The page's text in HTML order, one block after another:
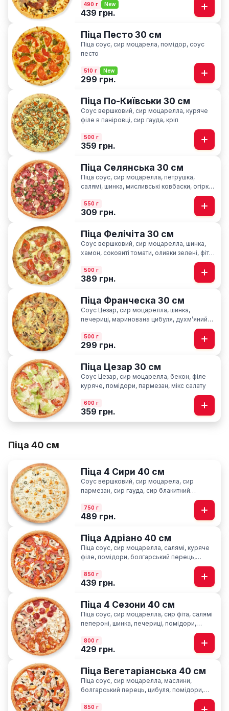
490 г New
439 грн.
Піца Песто 30 см
Піца соус, сир моцарела, помідор, соус
песто
510 г New
299 грн.
Піца По-Київськи 30 см
Соус вершковий, сир моцарелла, куряче
філе в паніровці, cир гауда, кріп
500 г
359 грн.
Піца Селянська 30 см
Піца соус, сир моцарелла, петрушка,
салямі, шинка, мисливські ковбаски, огірки
550 г
309 грн.
Піца Фелічіта 30 см
Соус вершковий, сир моцарелла, шинка,
хамон, соковиті томати, оливки зелені, фіта,
500 г
389 грн.
Піца Франческа 30 см
Соус Цезар, сир моцарелла, шинка,
печериці, маринована цибуля, духмʼяний
500 г
299 грн.
Піца Цезар 30 см
Соус Цезар, сир моцарелла, бекон, філе
куряче, помідори, пармезан, мікс салату
600 г
359 грн.
Піца 40 см
Піца 4 Сири 40 см
Соус вершковий, сир моцарела, сир
пармезан, сир гауда, сир блакитний
750 г
489 грн.
Піца Адріано 40 см
Піца соус, сир моцарелла, салямі, куряче
філе, помідори, болгарський перець,
850 г
439 грн.
Піца 4 Сезони 40 см
Піца соус, сир моцарелла, cир фіта, салямі
пепероні, шинка, печериці, помідори,
800 г
429 грн.
Піца Вегетаріанська 40 см
Піца соус, сир моцарелла, маслини,
болгарський перець, цибуля, помідори,
850 г